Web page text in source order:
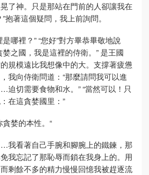
了神。只是那站在門前的人卻讓我在
抱著這個疑問，我上前詢問。
哪裡？” “您好”對方畢恭畢敬地說
婪之國，我是這裡的侍衛。” 是王國
規模遠比我想像中的大。支撐著疲憊
我向侍衛問道：“那麼請問我可以進
切需要食物和水。” “當然可以！只
在這貪婪國里：”
婪的本性。“
我看著自己手腕和腳腕上的鐵鍊，那
我忘記了那恥辱而鎖在我身上的。用
剩餘不多的精力慢慢回憶我被趕逐流